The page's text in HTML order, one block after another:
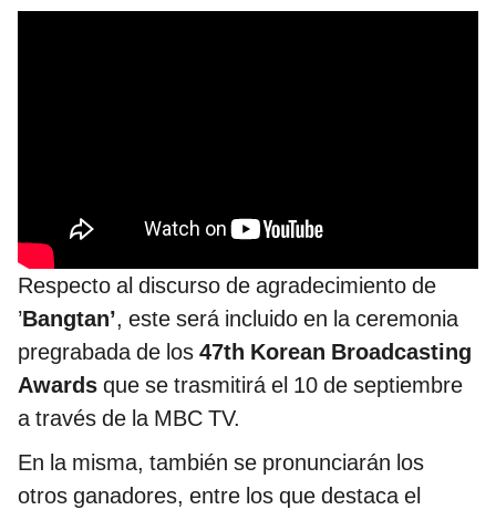
Respecto al discurso de agradecimiento de
’Bangtan’, este será incluido en la ceremonia
pregrabada de los 47th Korean Broadcasting
Awards que se trasmitirá el 10 de septiembre
a través de la MBC TV.
En la misma, también se pronunciarán los
otros ganadores, entre los que destaca el